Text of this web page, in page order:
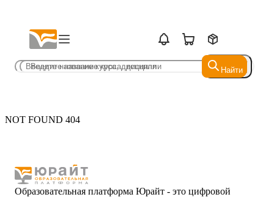
Найти
Найти
NOT FOUND 404
Образовательная платформа Юрайт - это цифровой